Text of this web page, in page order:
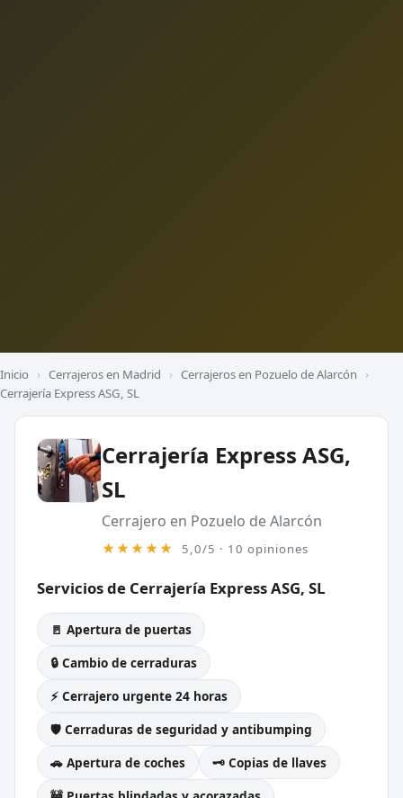
Inicio › Cerrajeros en Madrid › Cerrajeros en Pozuelo de Alarcón
›
Cerrajería Express ASG, SL
Cerrajería Express ASG,
SL
Cerrajero en Pozuelo de Alarcón
★★★★★ 5,0/5 · 10 opiniones
Servicios de Cerrajería Express ASG, SL
🚪 Apertura de puertas
🔒 Cambio de cerraduras
⚡ Cerrajero urgente 24 horas
🛡️ Cerraduras de seguridad y antibumping
🚗 Apertura de coches
🗝️ Copias de llaves